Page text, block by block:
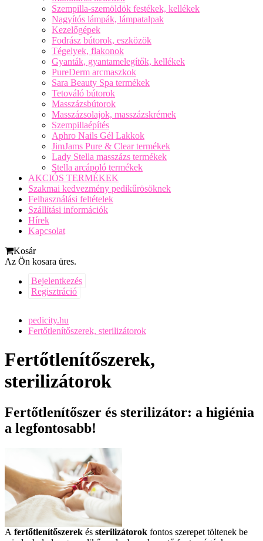
Szempilla-szemöldök festékek, kellékek
Nagyítós lámpák, lámpatalpak
Kezelőgépek
Fodrász bútorok, eszközök
Tégelyek, flakonok
Gyanták, gyantamelegítők, kellékek
PureDerm arcmaszkok
Sara Beauty Spa termékek
Tetováló bútorok
Masszázsbútorok
Masszázsolajok, masszázskrémek
Szempillaépítés
Aphro Nails Gél Lakkok
JimJams Pure & Clear termékek
Lady Stella masszázs termékek
Stella arcápoló termékek
AKCIÓS TERMÉKEK
Szakmai kedvezmény pedikűrösöknek
Felhasználási feltételek
Szállítási információk
Hírek
Kapcsolat
Kosár
Az Ön kosara üres.
Bejelentkezés
Regisztráció
pedicity.hu
Fertőtlenítőszerek, sterilizátorok
Fertőtlenítőszerek,
sterilizátorok
Fertőtlenítőszer és sterilizátor: a higiénia
a legfontosabb!
A fertőtlenítőszerek és sterilizátorok fontos szerepet töltenek be